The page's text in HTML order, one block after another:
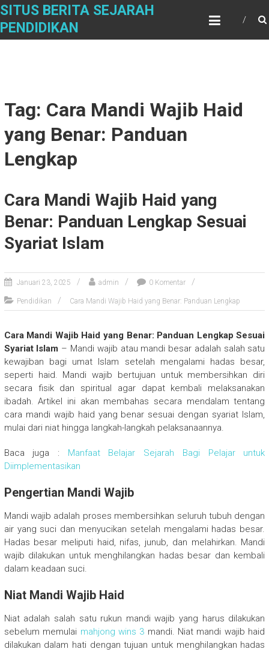
Skip
content
SITUS BERITA SEJARAH
PENDIDIKAN
Tag: Cara Mandi Wajib Haid
yang Benar: Panduan
Lengkap
Cara Mandi Wajib Haid yang
Benar: Panduan Lengkap Sesuai
Syariat Islam
Januari 23, 2025 admin 0 Komentar
Pendidikan Cara Mandi Wajib Haid yang Benar: Panduan Lengkap
Cara Mandi Wajib Haid yang Benar: Panduan Lengkap Sesuai
Syariat Islam – Mandi wajib atau mandi besar adalah salah satu
kewajiban bagi umat Islam setelah mengalami hadas besar,
seperti haid. Mandi wajib bertujuan untuk membersihkan diri
secara fisik dan spiritual agar dapat kembali melaksanakan
ibadah. Artikel ini akan membahas secara mendalam tentang
cara mandi wajib haid yang benar sesuai dengan syariat Islam,
mulai dari niat hingga langkah-langkah pelaksanaannya.
Baca juga : Manfaat Belajar Sejarah Bagi Pelajar untuk
Diimplementasikan
Pengertian Mandi Wajib
Mandi wajib adalah proses membersihkan seluruh tubuh dengan
air yang suci dan menyucikan setelah mengalami hadas besar.
Hadas besar meliputi haid, nifas, junub, dan melahirkan. Mandi
wajib dilakukan untuk menghilangkan hadas besar dan kembali
dalam keadaan suci.
Niat Mandi Wajib Haid
Niat adalah salah satu rukun mandi wajib yang harus dilakukan
sebelum memulai mahjong wins 3 mandi. Niat mandi wajib haid
dilakukan dalam hati dengan tujuan untuk menghilangkan hadas